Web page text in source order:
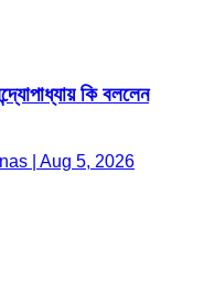
কি বললেন
| Aug 5, 2026